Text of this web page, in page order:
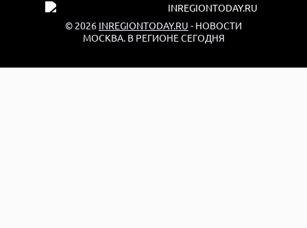
© 2026 INREGIONTODAY.RU - НОВОСТИ
МОСКВА. В РЕГИОНЕ СЕГОДНЯ